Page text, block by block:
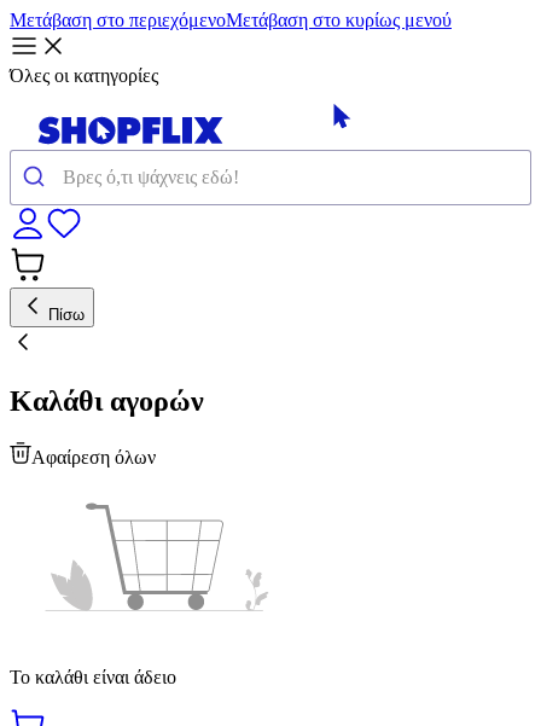
Μετάβαση στο περιεχόμενοΜετάβαση στο κυρίως μενού
Όλες οι κατηγορίες
Πίσω
Καλάθι αγορών
Αφαίρεση όλων
Το καλάθι είναι άδειο